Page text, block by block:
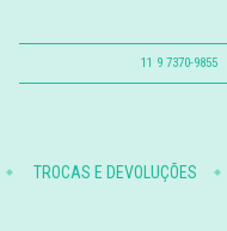
11 9 7370-9855
TROCAS E DEVOLUÇÕES